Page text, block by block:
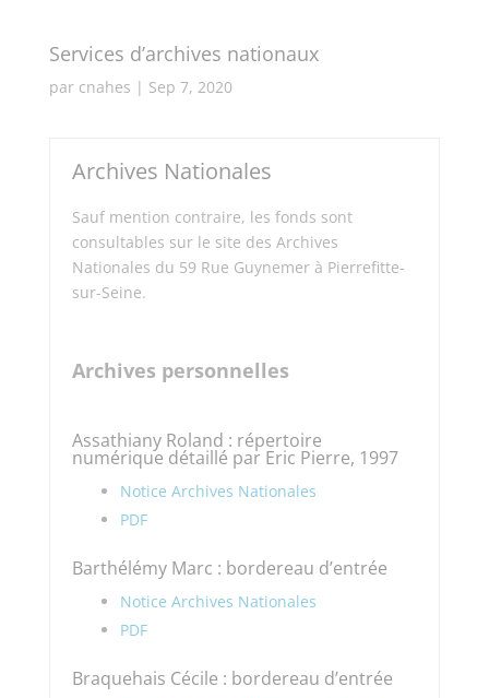
Services d’archives nationaux
par cnahes | Sep 7, 2020
Archives Nationales
Sauf mention contraire, les fonds sont
consultables sur le site des Archives
Nationales du 59 Rue Guynemer à Pierrefitte-
sur-Seine.
Archives personnelles
Assathiany Roland : répertoire
numérique détaillé par Eric Pierre, 1997
Notice Archives Nationales
PDF
Barthélémy Marc : bordereau d’entrée
Notice Archives Nationales
PDF
Braquehais Cécile : bordereau d’entrée